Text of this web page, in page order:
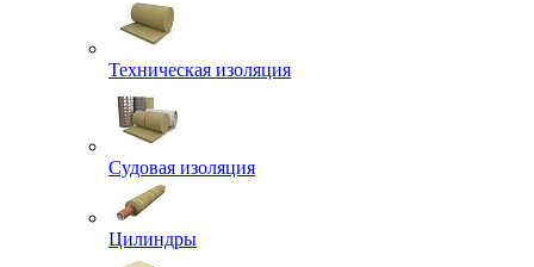
Техническая изоляция
Судовая изоляция
Цилиндры